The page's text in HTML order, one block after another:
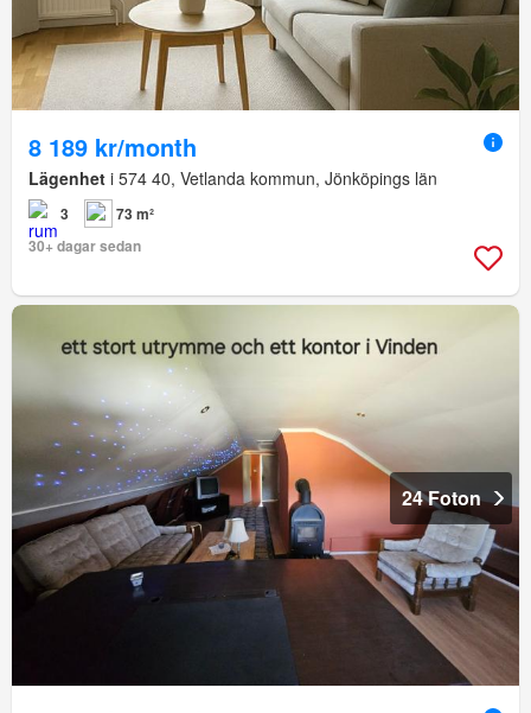
8 189 kr/month
Lägenhet i 574 40, Vetlanda kommun, Jönköpings län
3
73 m²
30+ dagar sedan
24 Foton